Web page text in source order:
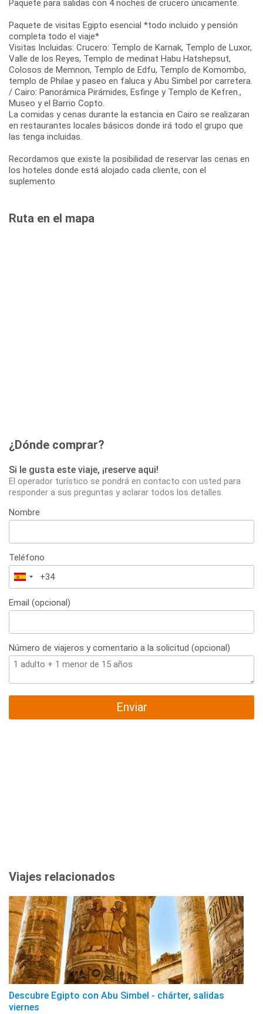
Paquete para salidas con 4 noches de crucero únicamente.
Paquete de visitas Egipto esencial *todo incluido y pensión
completa todo el viaje*
Visitas Incluidas: Crucero: Templo de Karnak, Templo de Luxor,
Valle de los Reyes, Templo de medinat Habu Hatshepsut,
Colosos de Memnon, Templo de Edfu, Templo de Komombo,
templo de Philae y paseo en faluca y Abu Simbel por carretera.
/ Cairo: Panorámica Pirámides, Esfinge y Templo de Kefren.,
Museo y el Barrio Copto.
La comidas y cenas durante la estancia en Cairo se realizaran
en restaurantes locales básicos donde irá todo el grupo que
las tenga incluidas.
Recordamos que existe la posibilidad de reservar las cenas en
los hoteles donde está alojado cada cliente, con el
suplemento
Ruta en el mapa
¿Dónde comprar?
Si le gusta este viaje, ¡reserve aqui!
El operador turístico se pondrá en contacto con usted para
responder a sus preguntas y aclarar todos los detalles.
Nombre
Teléfono
España
+34
Email (opcional)
Número de viajeros y comentario a la solicitud (opcional)
Enviar
Viajes relacionados
Descubre Egipto con Abu Simbel - chárter, salidas
viernes